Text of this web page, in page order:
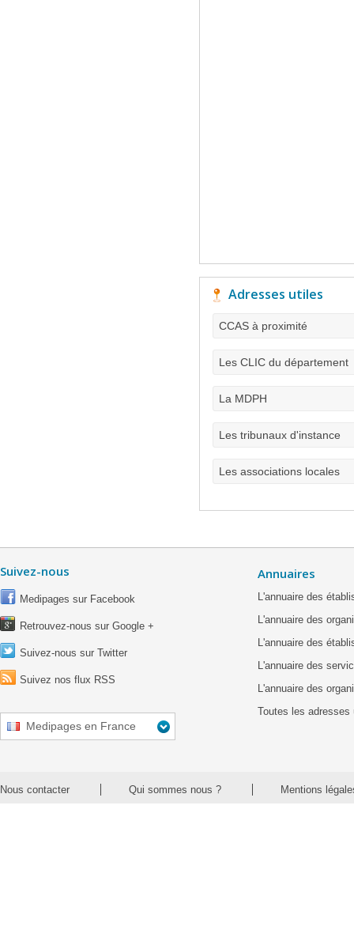
Adresses utiles
CCAS à proximité
Les CLIC du département
La MDPH
Les tribunaux d'instance
Les associations locales
Suivez-nous
Medipages sur Facebook
Retrouvez-nous sur Google +
Suivez-nous sur Twitter
Suivez nos flux RSS
Medipages en France
Annuaires
L'annuaire des
L'annuaire des
L'annuaire des
L'annuaire des
L'annuaire des
Toutes les adresses
Nous contacter Qui sommes nous ? Mentions